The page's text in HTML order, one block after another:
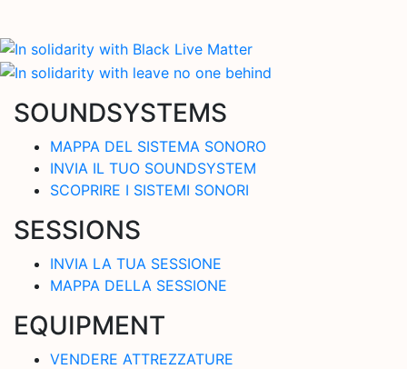
SOUNDSYSTEMS
MAPPA DEL SISTEMA SONORO
INVIA IL TUO SOUNDSYSTEM
SCOPRIRE I SISTEMI SONORI
SESSIONS
INVIA LA TUA SESSIONE
MAPPA DELLA SESSIONE
EQUIPMENT
VENDERE ATTREZZATURE